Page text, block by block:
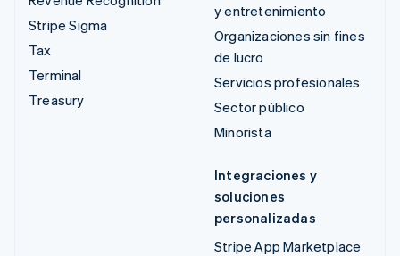
Stripe Sigma
Tax
Terminal
Treasury
y entretenimiento
Organizaciones sin fines
de lucro
Servicios profesionales
Sector público
Minorista
Integraciones y
soluciones
personalizadas
Stripe App Marketplace